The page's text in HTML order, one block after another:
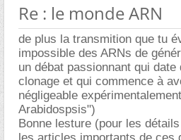
Re : le monde ARN
de plus la transmition que tu
impossible des ARNs de
un débat passionnant qui
clonage et qui commence à
négligeable
Arabidospsis")
Bonne lesture (pour les